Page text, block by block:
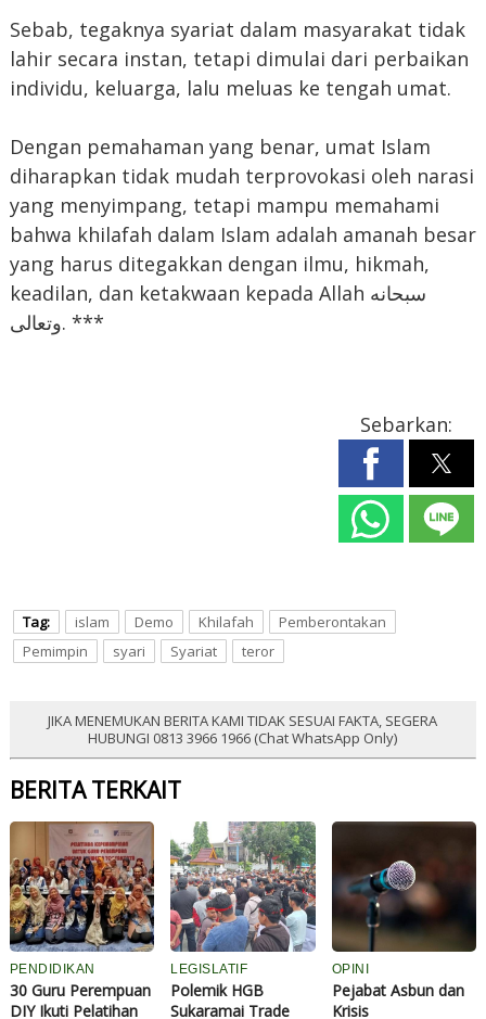
Sebab, tegaknya syariat dalam masyarakat tidak
lahir secara instan, tetapi dimulai dari perbaikan
individu, keluarga, lalu meluas ke tengah umat.
Dengan pemahaman yang benar, umat Islam
diharapkan tidak mudah terprovokasi oleh narasi
yang menyimpang, tetapi mampu memahami
bahwa khilafah dalam Islam adalah amanah besar
yang harus ditegakkan dengan ilmu, hikmah,
keadilan, dan ketakwaan kepada Allah سبحانه
وتعالى. ***
Sebarkan:
Tag: islam Demo Khilafah
Pemberontakan
Pemimpin
syari Syariat teror
JIKA MENEMUKAN BERITA KAMI TIDAK SESUAI FAKTA, SEGERA
HUBUNGI 0813 3966 1966 (Chat WhatsApp Only)
BERITA TERKAIT
PENDIDIKAN
30 Guru Perempuan
DIY Ikuti Pelatihan
LEGISLATIF
Polemik HGB
Sukaramai Trade
OPINI
Pejabat Asbun dan
Krisis